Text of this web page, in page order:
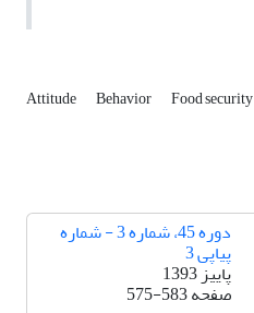
Attitude Behavior Food security
دوره 45، شماره 3 - شماره
پیاپی 3
پاییز 1393
صفحه575-583